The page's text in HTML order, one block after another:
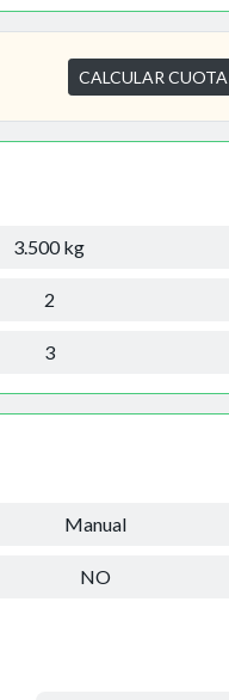
CALCULAR CUOTA
3.500 kg
2
3
Manual
NO